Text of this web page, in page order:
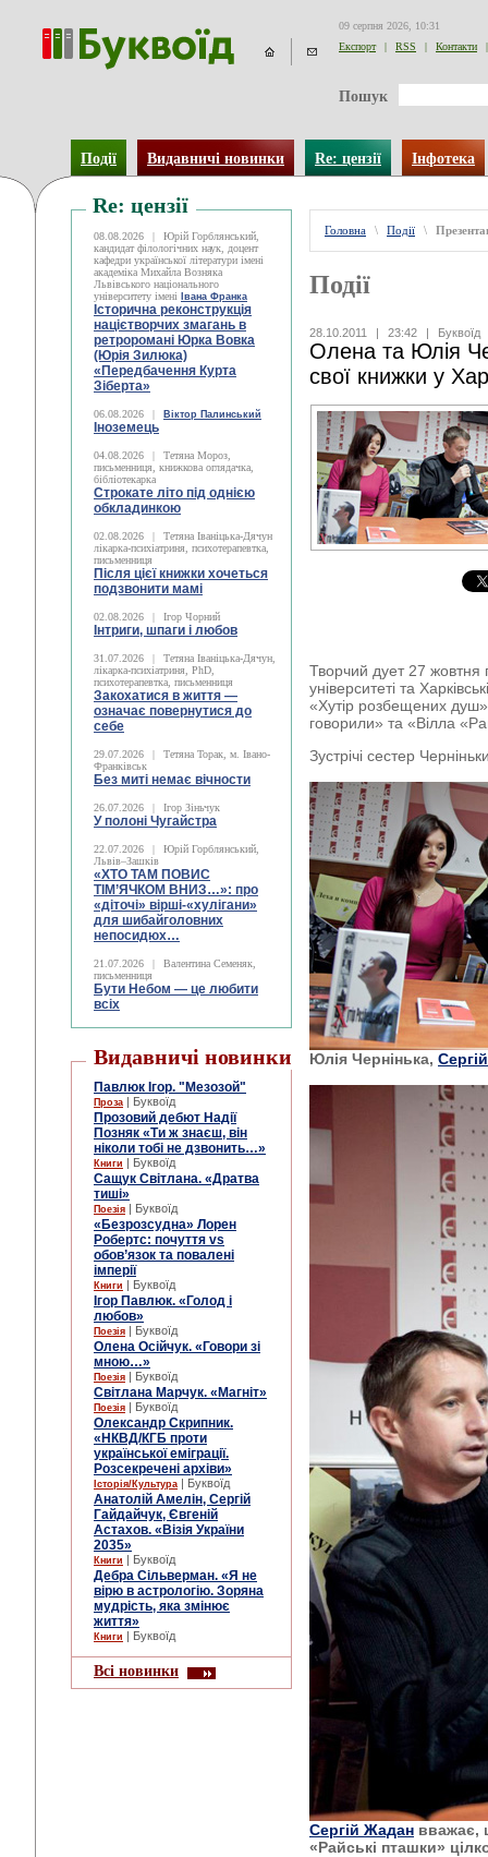
09 серпня 2026, 10:31
Експорт
| RSS | Контакти |
Пошук
Події Видавничі новинки Re: цензії Інфотека
Re: цензії
08.08.2026 |
Юрій Горблянський,
кандидат філологічних наук, доцент
кафедри української літератури імені
академіка Михайла Возняка
Львівського національного
університету імені
Івана Франка
Історична реконструкція
націєтворчих змагань в
ретроромані Юрка Вовка
(Юрія Зилюка)
«Передбачення Курта
Зіберта»
06.08.2026 | Віктор Палинський
Іноземець
04.08.2026 |
Тетяна Мороз,
письменниця, книжкова оглядачка,
бібліотекарка
Строкате літо під однією
обкладинкою
02.08.2026 |
Тетяна Іваніцька-Дячун
лікарка-психіатриня, психотерапевтка,
письменниця
Після цієї книжки хочеться
подзвонити мамі
02.08.2026 | Ігор Чорний
Інтриги, шпаги і любов
31.07.2026 |
Тетяна Іваніцька-Дячун,
лікарка-психіатриня, PhD,
психотерапевтка, письменниця
Закохатися в життя —
означає повернутися до
себе
29.07.2026 |
Тетяна Торак, м. Івано-
Франківськ
Без миті немає вічности
26.07.2026 | Ігор Зіньчук
У полоні Чугайстра
22.07.2026 |
Юрій Горблянський,
Львів–Зашків
«ХТО ТАМ ПОВИС
ТІМ’ЯЧКОМ ВНИЗ…»: про
«діточі» вірші-«хулігани»
для шибайголовних
непосидюх…
21.07.2026 |
Валентина Семеняк,
письменниця
Бути Небом ― це любити
всіх
Видавничі новинки
Павлюк Ігор. "Мезозой"
Проза | Буквоїд
Прозовий дебют Надії
Позняк «Ти ж знаєш, він
ніколи тобі не дзвонить…»
Книги | Буквоїд
Сащук Світлана. «Дратва
тиші»
Поезія | Буквоїд
«Безрозсудна» Лорен
Робертс: почуття vs
обов’язок та повалені
імперії
Книги | Буквоїд
Ігор Павлюк. «Голод і
любов»
Поезія | Буквоїд
Олена Осійчук. «Говори зі
мною…»
Поезія | Буквоїд
Світлана Марчук. «Магніт»
Поезія | Буквоїд
Олександр Скрипник.
«НКВД/КГБ проти
української еміграції.
Розсекречені архіви»
Історія/Культура | Буквоїд
Анатолій Амелін, Сергій
Гайдайчук, Євгеній
Астахов. «Візія України
2035»
Книги | Буквоїд
Дебра Сільверман. «Я не
вірю в астрологію. Зоряна
мудрість, яка змінює
життя»
Книги | Буквоїд
Всі новинки
Головна \ Події \
Події
28.10.2011 | 23:42 | Буквоїд
Олена та Юлія
свої книжки у
Творчий дует 27 жовтня
університеті та
«Хутір розбещених
говорили» та «Вілла
Зустрічі сестер
Юлія Чернінька,
Сергій Жадан вважає,
«Райські пташки»